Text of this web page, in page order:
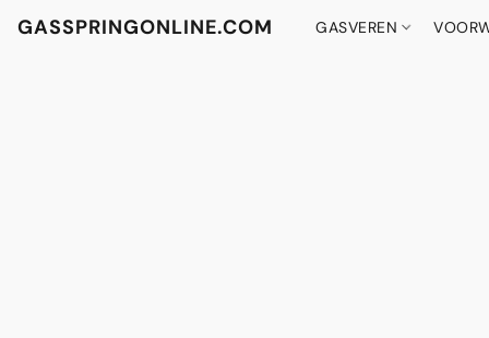
GASSPRINGONLINE.COM GASVEREN